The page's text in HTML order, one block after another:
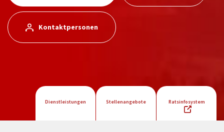
Kontaktpersonen
Dienstleistungen Stellenangebote Ratsinfosystem